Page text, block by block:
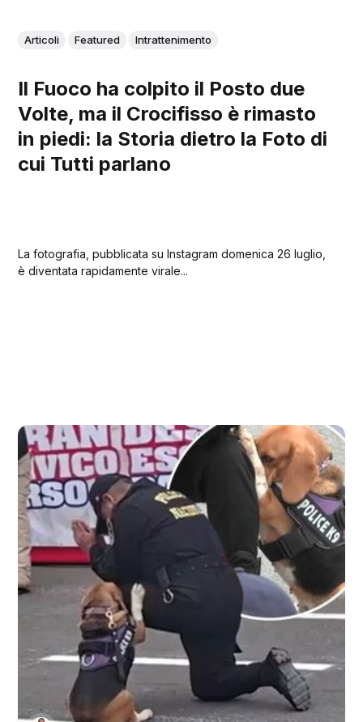
Articoli Featured Intrattenimento
Il Fuoco ha colpito il Posto due
Volte, ma il Crocifisso è rimasto
in piedi: la Storia dietro la Foto di
cui Tutti parlano
La fotografia, pubblicata su Instagram domenica 26 luglio,
è diventata rapidamente virale...